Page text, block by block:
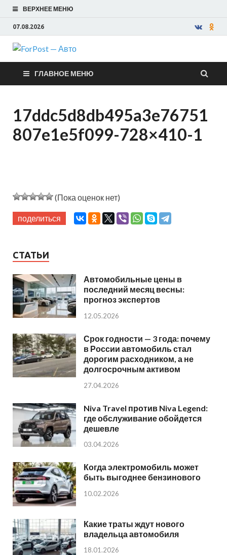
ВЕРХНЕЕ МЕНЮ
07.08.2026
ForPost —
Авто
ГЛАВНОЕ МЕНЮ
17ddc5d8db495a3e76751
807e1e5f099-728×410-1
(Пока оценок нет)
поделиться
СТАТЬИ
Автомобильные цены в
последний месяц весны:
прогноз экспертов
12.05.2026
Срок годности — 3 года: почему
в России автомобиль стал
дорогим расходником, а не
долгосрочным активом
27.04.2026
Niva Travel против Niva Legend:
где обслуживание обойдется
дешевле
03.04.2026
Когда электромобиль может
быть выгоднее бензинового
10.02.2026
Какие траты ждут нового
владельца автомобиля
18.01.2026